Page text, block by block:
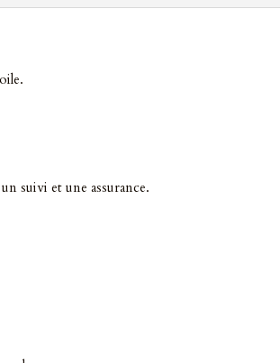
suivi et une assurance.